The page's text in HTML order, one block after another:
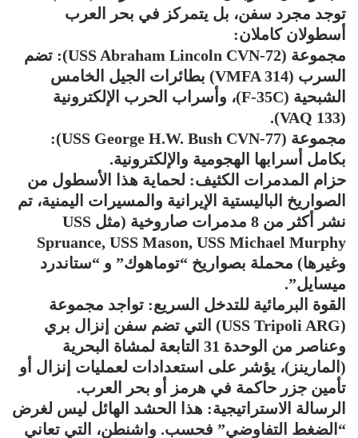
توجد مجرد سفن، بل يتمركز في بحر العرب
أسطولان كاملان:
مجموعة (USS Abraham Lincoln CVN-72): تضم
السرب (VMFA 314) بطائرات الجيل الخامس
الشبحية (F-35C)، وأسراب الحرب الإلكترونية
(VAQ 133).
مجموعة (USS George H.W. Bush CVN-77):
بكامل أسرابها الهجومية والإلكترونية.
حزام المدمرات الكثيف: لحماية هذا الأسطول من
الصواريخ الباليستية الإيرانية والمسيرات اليمنية، تم
نشر أكثر من 8 مدمرات صاروخية (مثل USS
Spruance, USS Mason, USS Michael Murphy
وغيرها) محملة بصواريخ “توماهوك” و “ستاندرد
ميسايل”.
القوة البرمائية للتدخل السريع: تواجد مجموعة
(USS Tripoli ARG) التي تضم سفن إنزال بري
وعناصر من الوحدة 31 التابعة لمشاة البحرية
(المارينز)، يؤشر على استعدادات لعمليات إنزال أو
تأمين جزر حاكمة في هرمز أو بحر العرب.
الرسالة الاستراتيجية: هذا الحشد الهائل ليس لغرض
“الضغط التفاوضي” فحسب. واشنطن، التي تعاني